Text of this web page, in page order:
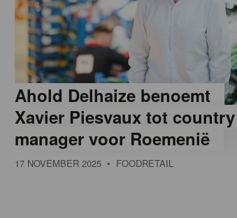
Ahold Delhaize benoemt
Xavier Piesvaux tot country
manager voor Roemenië
17 NOVEMBER 2025 • FOODRETAIL